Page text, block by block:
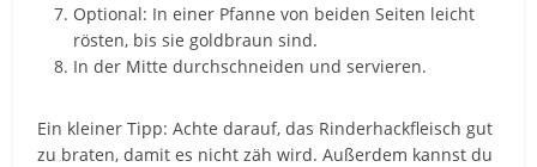
Optional: In einer Pfanne von beiden Seiten leicht
rösten, bis sie goldbraun sind.
In der Mitte durchschneiden und servieren.
Ein kleiner Tipp: Achte darauf, das Rinderhackfleisch gut
zu braten, damit es nicht zäh wird. Außerdem kannst du